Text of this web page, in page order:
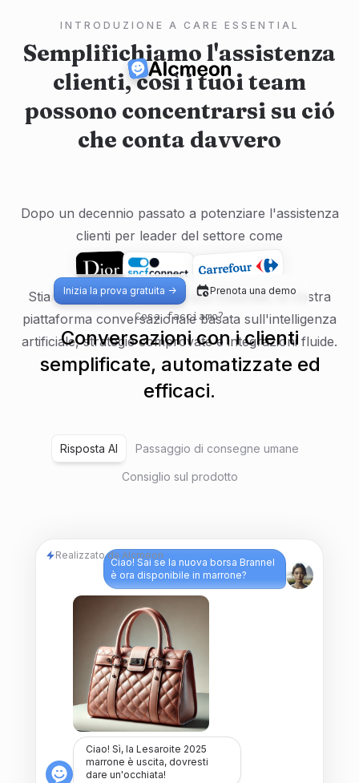
INTRODUZIONE A CARE ESSENTIAL
Semplifichiamo l'assistenza
clienti, così i tuoi team
possono concentrarsi su ció
che conta davvero
Dopo un decennio passato a potenziare l'assistenza
clienti per leader del settore come
Stiamo ora introducendo Care Essential, la nostra
piattaforma conversazionale basata sull'intelligenza
artificiale, strategie comprovate e integrazioni fluide.
Inizia la prova gratuita -> Prenota una demo
Cosa facciamo?
Conversazioni con i clienti
semplificate, automatizzate ed
efficaci.
Risposta AI Passaggio di consegne umane
Consiglio sul prodotto
Ciao! Sai se la nuova borsa Brannel
è ora disponibile in marrone?
Ciao! Sì, la Lesaroite 2025
marrone è uscita, dovresti
dare un'occhiata!
Realizzato da Alcmeon